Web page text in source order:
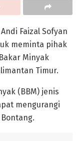
Faizal Sofyan
meminta pihak
Minyak
Timur.
(BBM) jenis
mengurangi